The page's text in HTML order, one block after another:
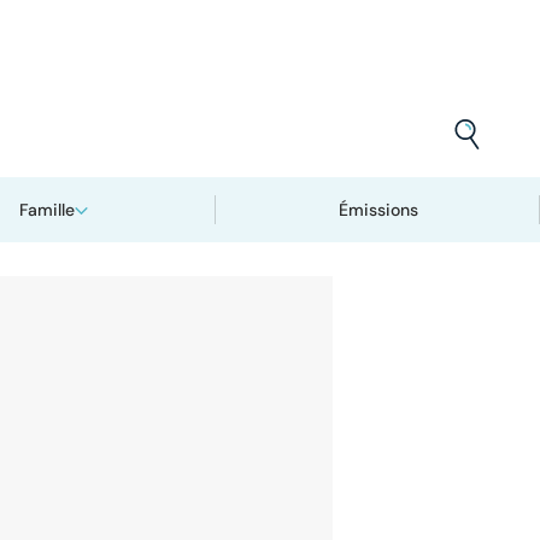
Famille Émissions